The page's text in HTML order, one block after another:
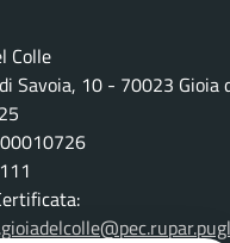
Colle
Savoia, 10 - 70023 Gioia